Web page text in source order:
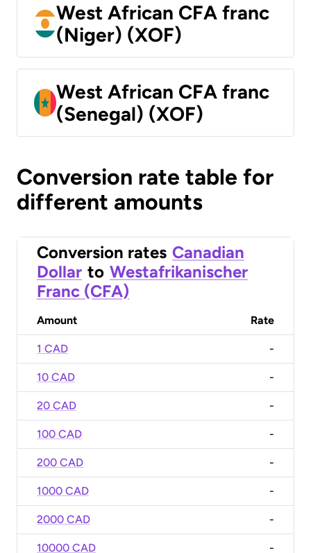
West African CFA franc
(Niger) (XOF)
West African CFA franc
(Senegal) (XOF)
Conversion rate table for
different amounts
Conversion rates Canadian
Dollar to Westafrikanischer
Franc (CFA)
Amount Rate
1 CAD -
10 CAD -
20 CAD -
100 CAD -
200 CAD -
1000 CAD -
2000 CAD -
10000 CAD -